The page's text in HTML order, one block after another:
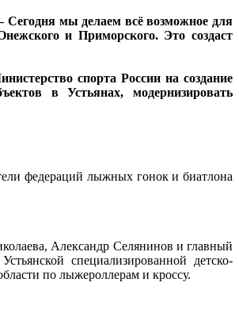
Сегодня мы делаем всё возможное для
и Приморского. Это создаст
спорта России на создание
в Устьянах, модернизировать
федераций лыжных гонок и биатлона
Александр Селянинов и главный
специализированной детско-
по лыжероллерам и кроссу.